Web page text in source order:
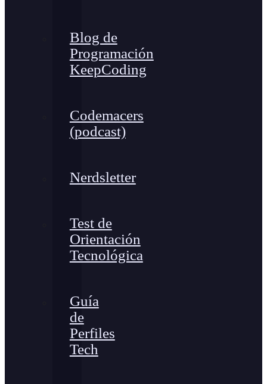
Blog de
Programación
KeepCoding
Codemacers
(podcast)
Nerdsletter
Test de
Orientación
Tecnológica
Guía
de
Perfiles
Tech